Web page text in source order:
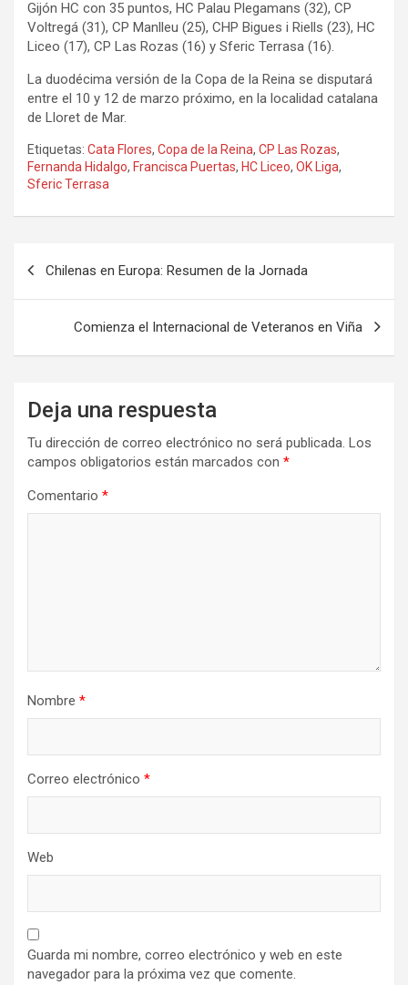
Gijón HC con 35 puntos, HC Palau Plegamans (32), CP
Voltregá (31), CP Manlleu (25), CHP Bigues i Riells (23), HC
Liceo (17), CP Las Rozas (16) y Sferic Terrasa (16).
La duodécima versión de la Copa de la Reina se disputará
entre el 10 y 12 de marzo próximo, en la localidad catalana
de Lloret de Mar.
Etiquetas: Cata Flores, Copa de la Reina, CP Las Rozas,
Fernanda Hidalgo, Francisca Puertas, HC Liceo, OK Liga,
Sferic Terrasa
Chilenas en Europa: Resumen de la Jornada
Comienza el Internacional de Veteranos en Viña
Deja una respuesta
Tu dirección de correo electrónico no será publicada. Los
campos obligatorios están marcados con *
Comentario *
Nombre *
Correo electrónico *
Web
Guarda mi nombre, correo electrónico y web en este
navegador para la próxima vez que comente.